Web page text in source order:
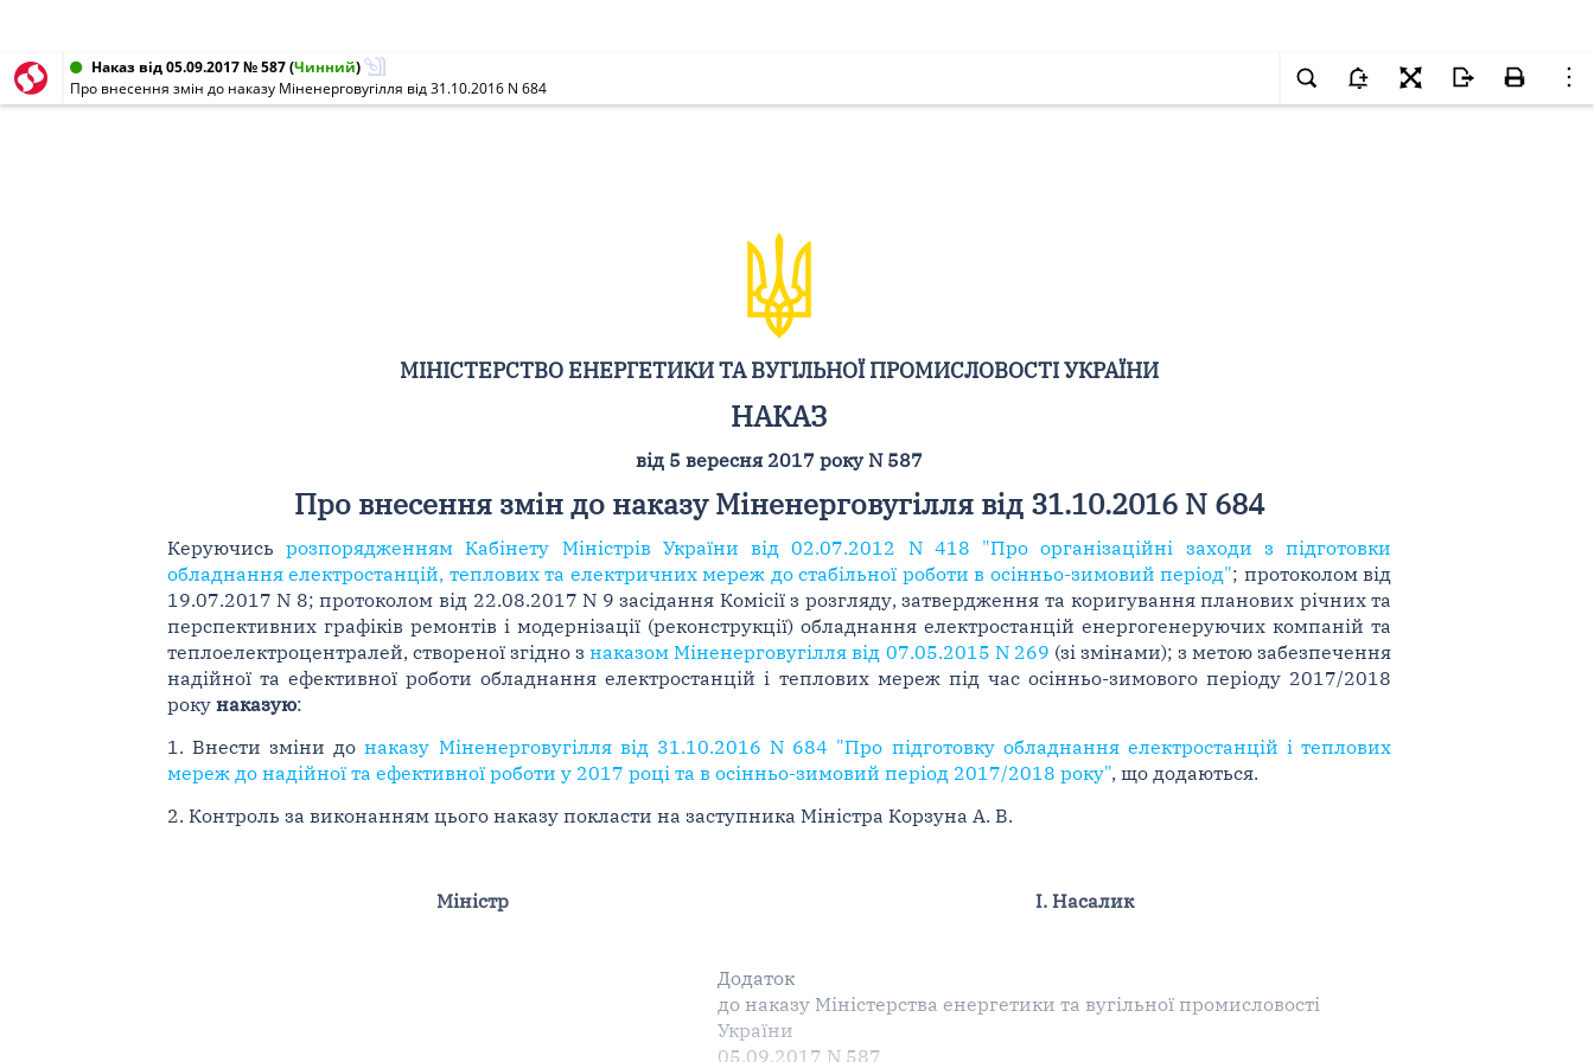
Наказ від 05.09.2017 № 587(Чинний)
Про внесення змін до наказу Міненерговугілля від 31.10.2016 N 684
МІНІСТЕРСТВО ЕНЕРГЕТИКИ ТА ВУГІЛЬНОЇ ПРОМИСЛОВОСТІ УКРАЇНИ
НАКАЗ
від 5 вересня 2017 року N 587
Про внесення змін до наказу Міненерговугілля від 31.10.2016 N 684
Керуючисьрозпорядженням Кабінету Міністрів України від 02.07.2012 N 418 "Про організаційні заходи з підготовки
обладнання електростанцій, теплових та електричних мереж до стабільної роботи в осінньо-зимовий період"; протоколом від
19.07.2017 N 8; протоколом від 22.08.2017 N 9 засідання Комісії з розгляду, затвердження та коригування планових річних та
перспективних графіків ремонтів і модернізації (реконструкції) обладнання електростанцій енергогенеруючих компаній та
теплоелектроцентралей, створеної згідно знаказом Міненерговугілля від 07.05.2015 N 269 (зі змінами); з метою забезпечення
надійної та ефективної роботи обладнання електростанцій і теплових мереж під час осінньо-зимового періоду 2017/2018
року наказую:
1. Внести зміни донаказу Міненерговугілля від 31.10.2016 N 684 "Про підготовку обладнання електростанцій і теплових
мереж до надійної та ефективної роботи у 2017 році та в осінньо-зимовий період 2017/2018 року", що додаються.
2. Контроль за виконанням цього наказу покласти на заступника Міністра Корзуна А. В.
Міністр І. Насалик
Додаток
до наказу Міністерства енергетики та вугільної промисловості
України
05.09.2017 N 587